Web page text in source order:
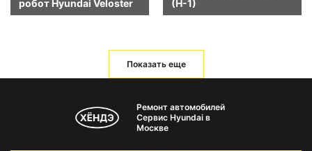
робот Hyundai Veloster
(H-1)
Показать еще
Ремонт автомобилей
Сервис Hyundai в
Москве